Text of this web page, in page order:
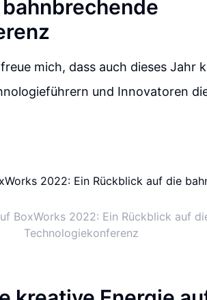
mich, dass auch dieses Jahr
und Innovatoren
BoxWorks 2022: Ein Rückblick auf
Technologiekonferenz